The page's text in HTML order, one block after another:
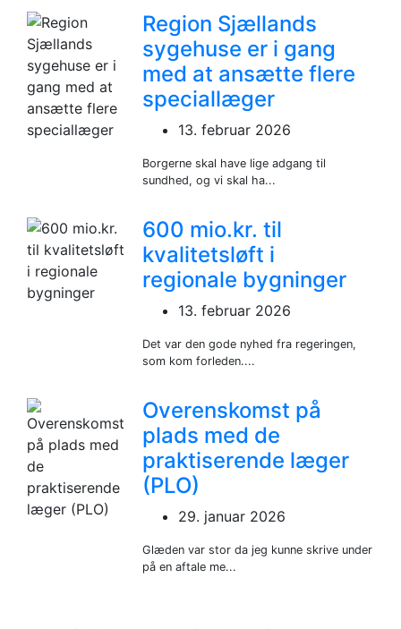
Region Sjællands
sygehuse er i gang
med at ansætte flere
speciallæger
13. februar 2026
Borgerne skal have lige adgang til
sundhed, og vi skal ha...
600 mio.kr. til
kvalitetsløft i
regionale bygninger
13. februar 2026
Det var den gode nyhed fra regeringen,
som kom forleden....
Overenskomst på
plads med de
praktiserende læger
(PLO)
29. januar 2026
Glæden var stor da jeg kunne skrive under
på en aftale me...